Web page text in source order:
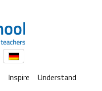
Inspire
Understand